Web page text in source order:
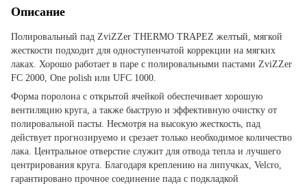
Описание
Полировальный пад ZviZZer THERMO TRAPEZ желтый, мягкой
жесткости подходит для одноступенчатой коррекции на мягких
лаках. Хорошо работает в паре с полировальными пастами ZviZZer
FС 2000, One polish или UFC 1000.
Форма поролона с открытой ячейкой обеспечивает хорошую
вентиляцию круга, а также быструю и эффективную очистку от
полировальной пасты. Несмотря на высокую жесткость, пад
действует прогнозируемо и срезает только необходимое количество
лака. Центральное отверстие служит для отвода тепла и лучшего
центрирования круга. Благодаря креплению на липучках, Velcro,
гарантировано прочное соединение пада с подкладкой